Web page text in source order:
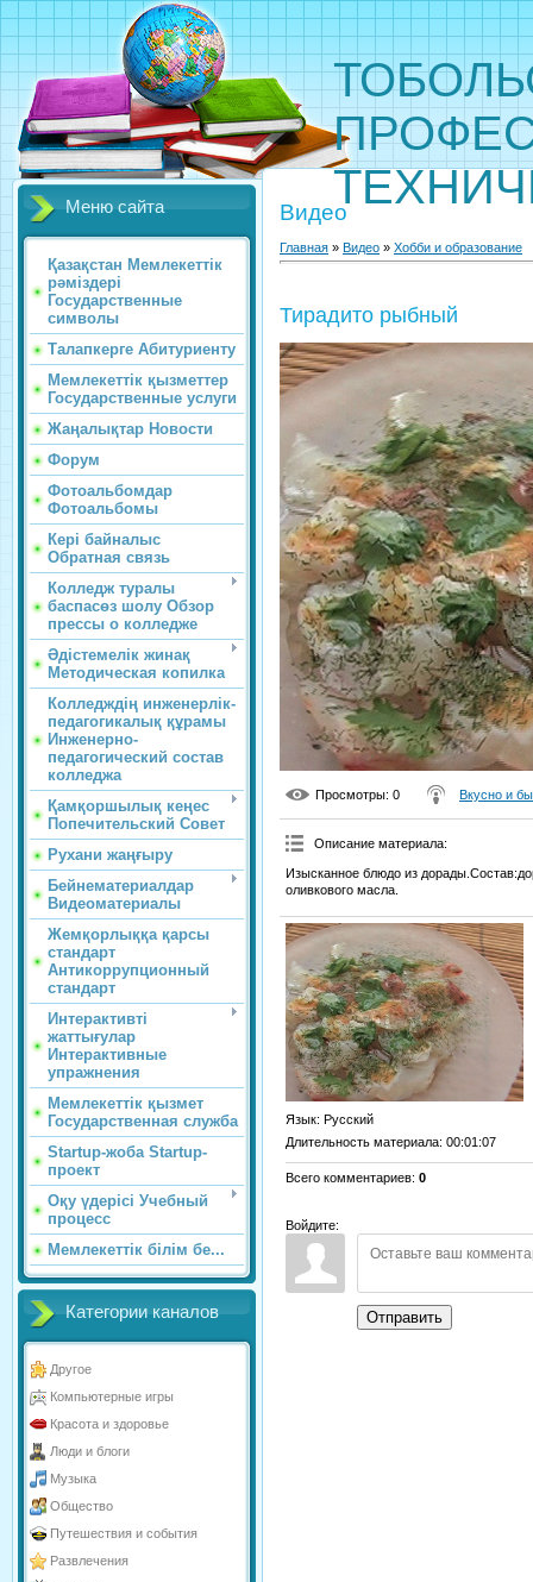
Меню сайта
Қазақстан Мемлекеттік
рәміздері
Государственные
символы
Талапкерге Абитуриенту
Мемлекеттік қызметтер
Государственные услуги
Жаңалықтар Новости
Форум
Фотоальбомдар
Фотоальбомы
Кері байналыс
Обратная связь
Колледж туралы
баспасөз шолу Обзор
прессы о колледже
Әдістемелік жинақ
Методическая копилка
Колледждің инженерлік-
педагогикалық құрамы
Инженерно-
педагогический состав
колледжа
Қамқоршылық кеңес
Попечительский Совет
Рухани жаңғыру
Бейнематериалдар
Видеоматериалы
Жемқорлыққа қарсы
стандарт
Антикоррупционный
стандарт
Интерактивті
жаттығулар
Интерактивные
упражнения
Мемлекеттік қызмет
Государственная служба
Startup-жоба Startup-
проект
Оқу үдерісі Учебный
процесс
Мемлекеттік білім бе...
Категории каналов
Другое
Компьютерные игры
Красота и здоровье
Люди и блоги
Музыка
Общество
Путешествия и события
Развлечения
Видео
Главная » Видео » Хобби и образование
Тирадито рыбный
Просмотры: 0 Вкусно и
Описание материала:
Изысканное блюдо из
оливкового масла.
Язык: Русский
Длительность материала: 00:01:07
Всего комментариев: 0
Войдите:
Отправить